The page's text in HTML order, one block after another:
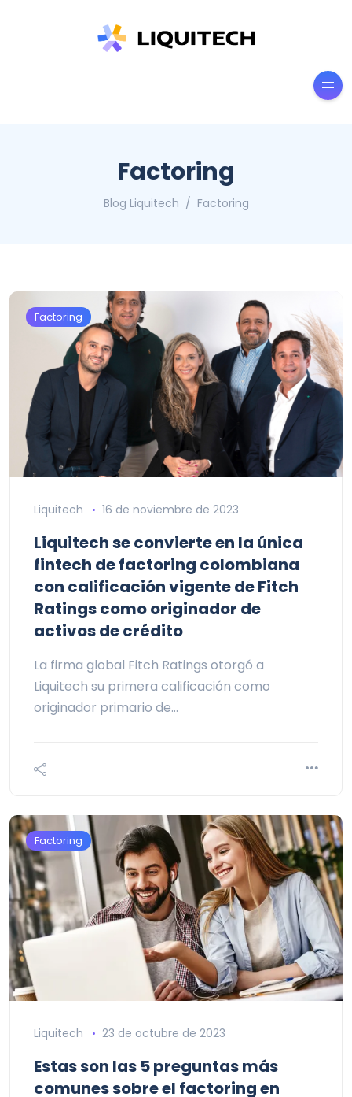
Factoring
Blog Liquitech Factoring
Factoring
Liquitech 16 de noviembre de 2023
Liquitech se convierte en la única
fintech de factoring colombiana
con calificación vigente de Fitch
Ratings como originador de
activos de crédito
La firma global Fitch Ratings otorgó a
Liquitech su primera calificación como
originador primario de…
Factoring
Liquitech 23 de octubre de 2023
Estas son las 5 preguntas más
comunes sobre el factoring en